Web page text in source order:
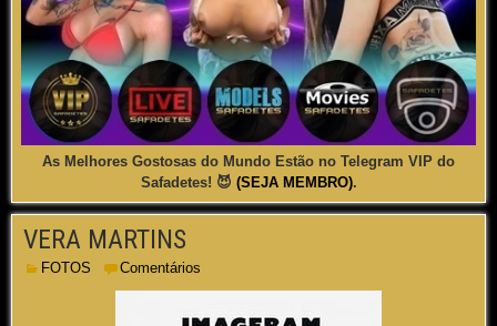
As Melhores Gostosas do Mundo Estão no Telegram VIP do
Safadetes! 😈 (SEJA MEMBRO).
VERA MARTINS
FOTOS Comentários